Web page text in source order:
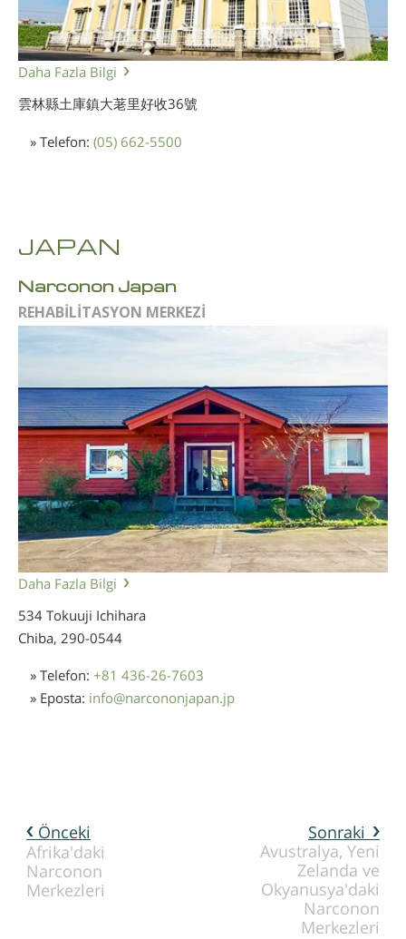
Daha Fazla Bilgi
雲林縣土庫鎮大荖里好收36號
» Telefon: (05) 662-5500
JAPAN
Narconon Japan
REHABİLİTASYON MERKEZİ
Daha Fazla Bilgi
534 Tokuuji Ichihara
Chiba, 290-0544
» Telefon: +81 436-26-7603
» Eposta: info@narcononjapan.jp
Sonraki
Avustralya, Yeni
Zelanda ve
Okyanusya'daki
Narconon
Merkezleri
Önceki
Afrika'daki
Narconon
Merkezleri